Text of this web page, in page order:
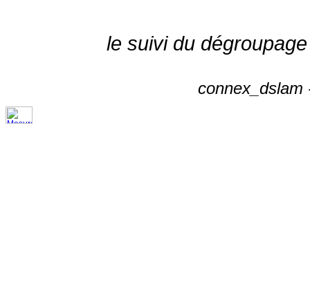
le suivi du
connex_dslam